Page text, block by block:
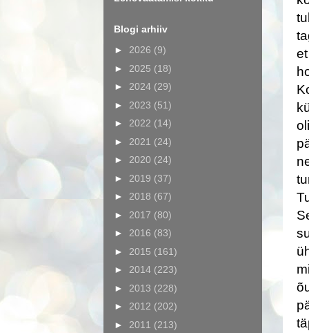
Blogi arhiiv
► 2026 (9)
► 2025 (18)
► 2024 (29)
► 2023 (51)
► 2022 (14)
► 2021 (24)
► 2020 (24)
► 2019 (37)
► 2018 (67)
► 2017 (80)
► 2016 (83)
► 2015 (161)
► 2014 (223)
► 2013 (228)
► 2012 (202)
► 2011 (213)